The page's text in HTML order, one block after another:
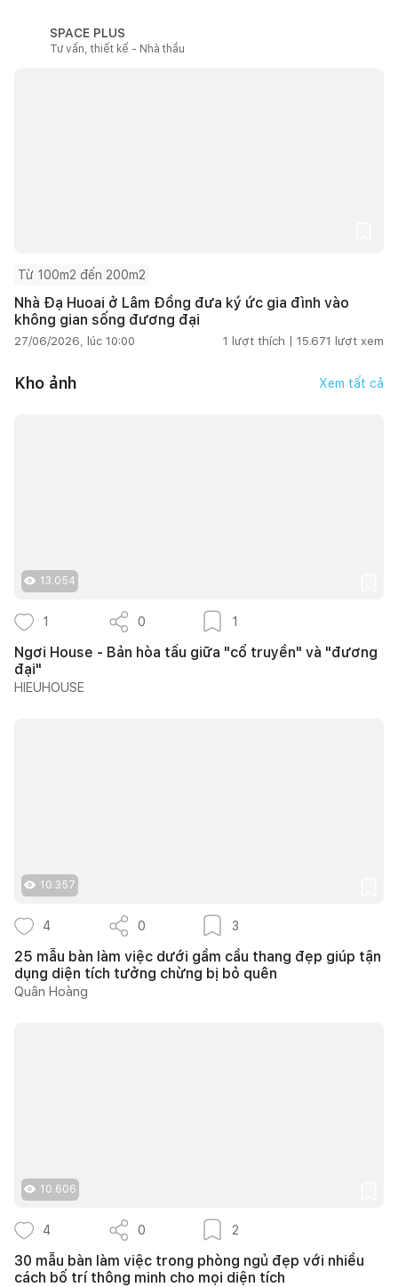
SPACE PLUS
Tư vấn, thiết kế - Nhà thầu
Từ 100m2 đến 200m2
Nhà Đạ Huoai ở Lâm Đồng đưa ký ức gia đình vào
không gian sống đương đại
27/06/2026, lúc 10:00 1 lượt thích | 15.671 lượt xem
Kho ảnh Xem tất cả
13.054
1 0 1
Ngơi House - Bản hòa tấu giữa "cổ truyền" và "đương
đại"
HIEUHOUSE
10.357
4 0 3
25 mẫu bàn làm việc dưới gầm cầu thang đẹp giúp tận
dụng diện tích tưởng chừng bị bỏ quên
Quân Hoàng
10.606
4 0 2
30 mẫu bàn làm việc trong phòng ngủ đẹp với nhiều
cách bố trí thông minh cho mọi diện tích